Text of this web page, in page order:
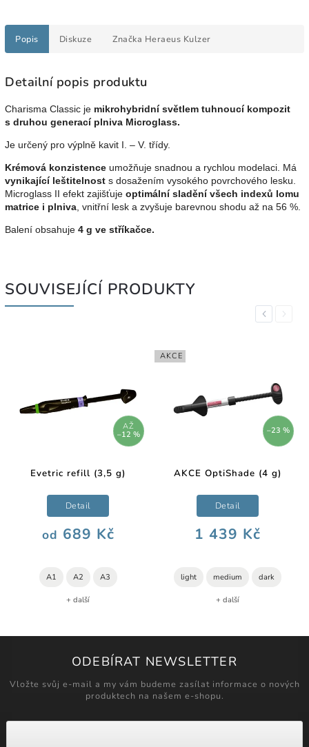
Popis Diskuze Značka Heraeus Kulzer
Detailní popis produktu
Charisma Classic je mikrohybridní světlem tuhnoucí kompozit
s druhou generací plniva Microglass.
Je určený pro výplně kavit I. – V. třídy.
Krémová konzistence umožňuje snadnou a rychlou modelaci. Má
vynikající leštitelnost s dosažením vysokého povrchového lesku.
Microglass II efekt zajišťuje optimální sladění všech indexů lomu
matrice i plniva, vnitřní lesk a zvyšuje barevnou shodu až na 56 %.
Balení obsahuje 4 g ve stříkačce.
SOUVISEJÍCÍ PRODUKTY
Previous
AŽ
–12 %
Evetric refill (3,5 g)
od 689 Kč
Detail
A1 A2 A3
+ další
AKCE
–23 %
AKCE OptiShade (4 g)
1 439 Kč
Detail
light medium dark
+ další
Next
ODEBÍRAT NEWSLETTER
Vložte svůj e-mail a my vám budeme zasílat informace o nových
produktech na našem e-shopu.